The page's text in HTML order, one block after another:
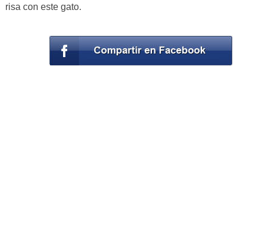
risa con este gato.